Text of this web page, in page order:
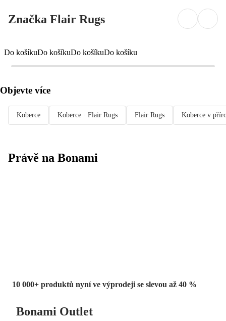
Značka Flair Rugs
Do košíkuDo košíkuDo košíkuDo košíku
Objevte více
Koberce Koberce · Flair Rugs Flair Rugs Koberce v
Právě na Bonami
10 000+ produktů nyní ve výprodeji se slevou až 40 %
Bonami Outlet